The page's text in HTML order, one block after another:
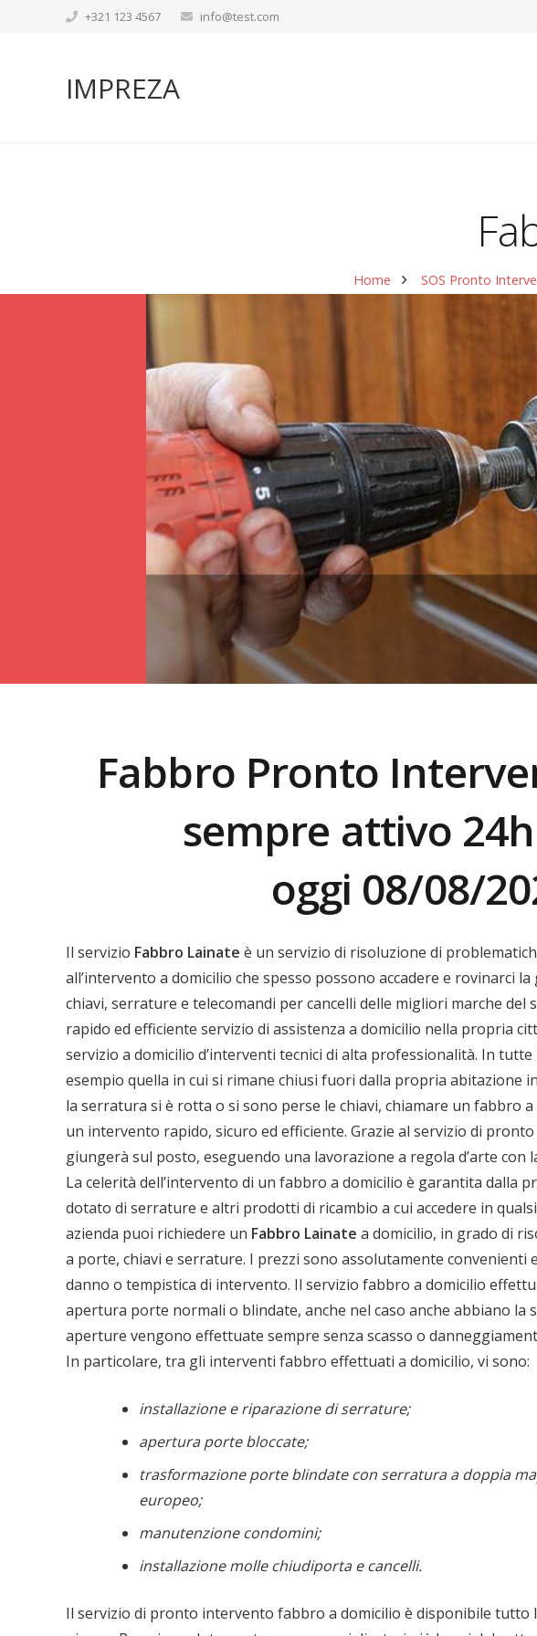
+321 123 4567 info@test.com
IMPREZA
Home SOS Pronto
Fabbro Pronto
sempre attivo
oggi 08/08/
Il servizio Fabbro Lainate è un servizio di risoluzione di
all’intervento a domicilio che spesso possono accadere e rovinarci
chiavi, serrature e telecomandi per cancelli delle migliori marche del
rapido ed efficiente servizio di assistenza a domicilio nella propria
servizio a domicilio d’interventi tecnici di alta professionalità. In tutte
esempio quella in cui si rimane chiusi fuori dalla propria abitazione
la serratura si è rotta o si sono perse le chiavi, chiamare un fabbro
un intervento rapido, sicuro ed efficiente. Grazie al servizio di
giungerà sul posto, eseguendo una lavorazione a regola d’arte con
La celerità dell’intervento di un fabbro a domicilio è garantita dalla
dotato di serrature e altri prodotti di ricambio a cui accedere in
azienda puoi richiedere un Fabbro Lainate a domicilio, in grado di
a porte, chiavi e serrature. I prezzi sono assolutamente convenienti
danno o tempistica di intervento. Il servizio fabbro a domicilio
apertura porte normali o blindate, anche nel caso anche abbiano la
aperture vengono effettuate sempre senza scasso o
In particolare, tra gli interventi fabbro effettuati a domicilio, vi sono:
installazione e riparazione di serrature;
apertura porte bloccate;
trasformazione porte blindate con serratura a doppia
europeo;
manutenzione condomini;
installazione molle chiudiporta e cancelli.
Il servizio di pronto intervento fabbro a domicilio è disponibile tutto